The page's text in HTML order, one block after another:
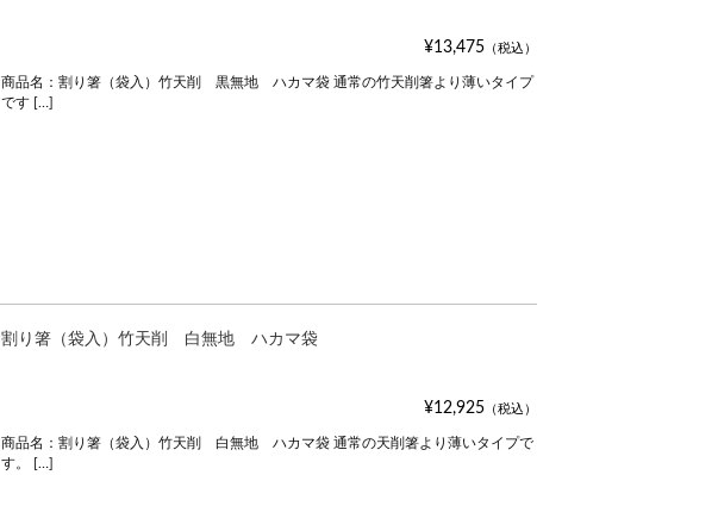
¥13,475 （税込）
商品名：割り箸（袋入）竹天削 黒無地 ハカマ袋 通常の竹天削箸より薄いタイプ
です […]
割り箸（袋入）竹天削 白無地 ハカマ袋
¥12,925 （税込）
商品名：割り箸（袋入）竹天削 白無地 ハカマ袋 通常の天削箸より薄いタイプで
す。 […]